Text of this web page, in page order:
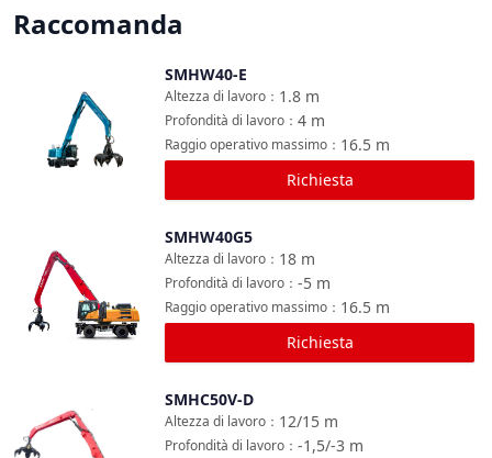
Raccomanda
SMHW40-E
1.8 m
Altezza di lavoro ：
4 m
Profondità di lavoro ：
16.5 m
Raggio operativo massimo ：
Richiesta
SMHW40G5
18 m
Altezza di lavoro ：
-5 m
Profondità di lavoro ：
16.5 m
Raggio operativo massimo ：
Richiesta
Confronta
SMHC50V-D
12/15 m
Altezza di lavoro ：
-1,5/-3 m
Profondità di lavoro ：